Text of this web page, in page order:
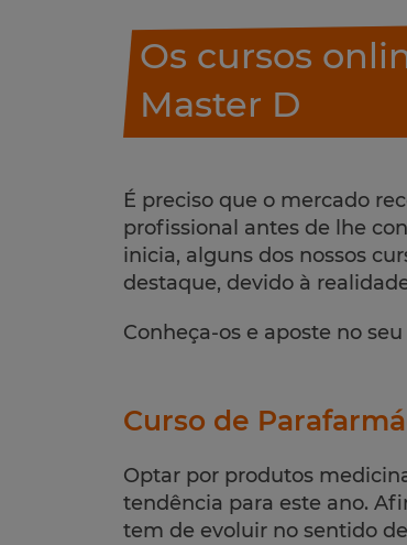
Os cursos
Master D
É preciso que o mercado
profissional antes de lhe
inicia, alguns dos nossos
destaque, devido à
Conheça-os e aposte no
Curso de
Optar por produtos
tendência para este ano.
tem de evoluir no sentido